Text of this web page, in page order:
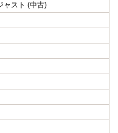
ャスト (中古)